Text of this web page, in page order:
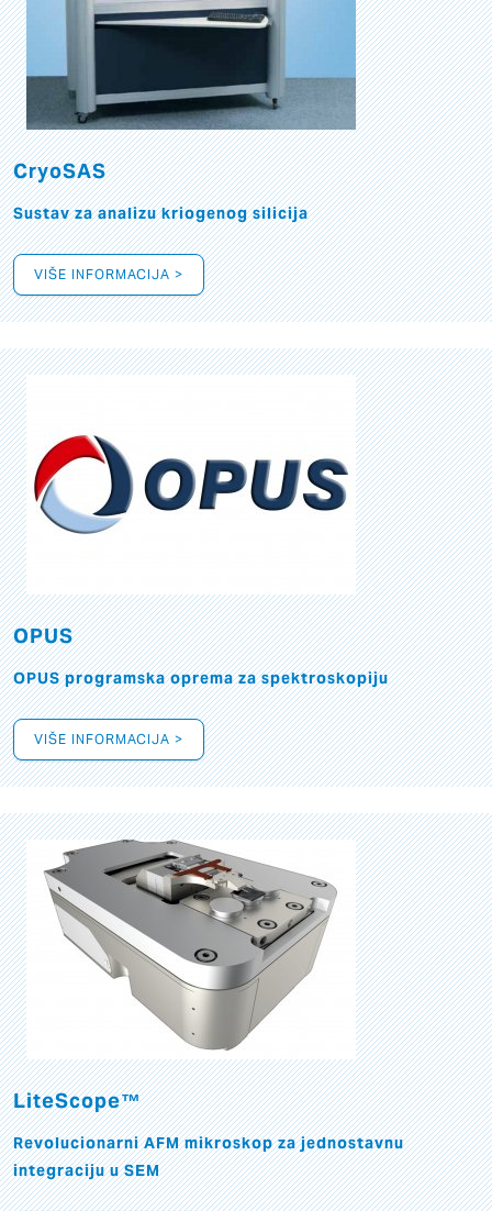
CryoSAS
Sustav za analizu kriogenog silicija
VIŠE INFORMACIJA >
OPUS
OPUS programska oprema za spektroskopiju
VIŠE INFORMACIJA >
LiteScope™
Revolucionarni AFM mikroskop za jednostavnu
integraciju u SEM